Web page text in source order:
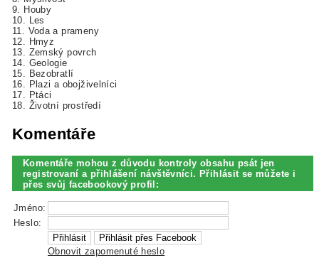
9. Houby
10. Les
11. Voda a prameny
12. Hmyz
13. Zemský povrch
14. Geologie
15. Bezobratlí
16. Plazi a obojživelníci
17. Ptáci
18. Životní prostředí
Komentáře
Komentáře mohou z důvodu kontroly obsahu psát jen
registrovaní a přihlášení návštěvníci. Přihlásit se můžete i
přes svůj facebookový profil:
Jméno:
Heslo:
Obnovit zapomenuté heslo